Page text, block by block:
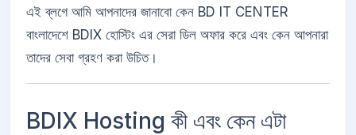
এই ব্লগে আমি আপনাদের জানাবো কেন BD IT CENTER
বাংলাদেশে BDIX হোস্টিং এর সেরা ডিল অফার করে এবং কেন আপনারা
তাদের সেবা গ্রহণ করা উচিত।
BDIX Hosting কী এবং কেন এটা